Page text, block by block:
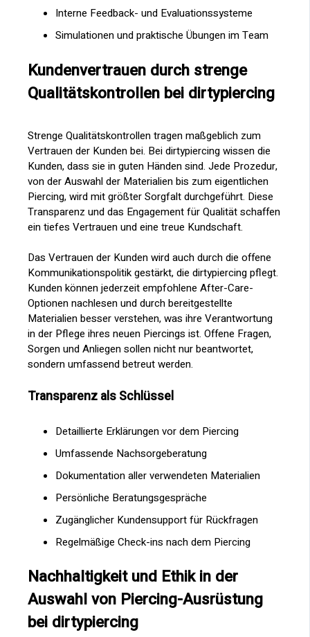
Interne Feedback- und Evaluationssysteme
Simulationen und praktische Übungen im Team
Kundenvertrauen durch strenge
Qualitätskontrollen bei dirtypiercing
Strenge Qualitätskontrollen tragen maßgeblich zum
Vertrauen der Kunden bei. Bei dirtypiercing wissen die
Kunden, dass sie in guten Händen sind. Jede Prozedur,
von der Auswahl der Materialien bis zum eigentlichen
Piercing, wird mit größter Sorgfalt durchgeführt. Diese
Transparenz und das Engagement für Qualität schaffen
ein tiefes Vertrauen und eine treue Kundschaft.
Das Vertrauen der Kunden wird auch durch die offene
Kommunikationspolitik gestärkt, die dirtypiercing pflegt.
Kunden können jederzeit empfohlene After-Care-
Optionen nachlesen und durch bereitgestellte
Materialien besser verstehen, was ihre Verantwortung
in der Pflege ihres neuen Piercings ist. Offene Fragen,
Sorgen und Anliegen sollen nicht nur beantwortet,
sondern umfassend betreut werden.
Transparenz als Schlüssel
Detaillierte Erklärungen vor dem Piercing
Umfassende Nachsorgeberatung
Dokumentation aller verwendeten Materialien
Persönliche Beratungsgespräche
Zugänglicher Kundensupport für Rückfragen
Regelmäßige Check-ins nach dem Piercing
Nachhaltigkeit und Ethik in der
Auswahl von Piercing-Ausrüstung
bei dirtypiercing